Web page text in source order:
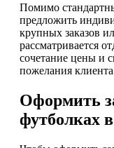
Помимо
предложить
крупных заказов
рассматривается
сочетание цены и
пожелания
Оформить
футболках